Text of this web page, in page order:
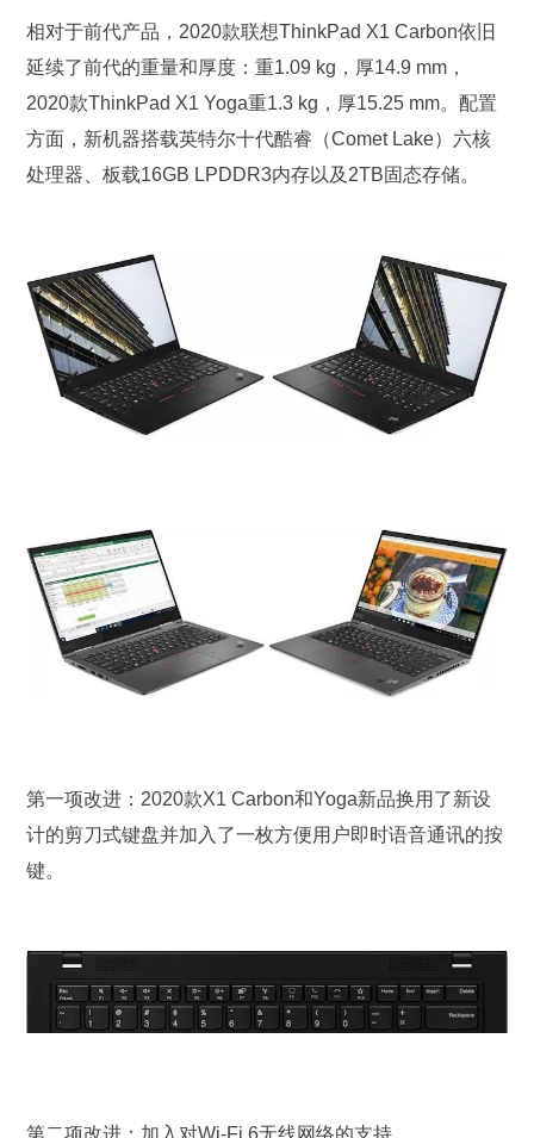
相对于前代产品，2020款联想ThinkPad X1 Carbon依旧
延续了前代的重量和厚度：重1.09 kg，厚14.9 mm，
2020款ThinkPad X1 Yoga重1.3 kg，厚15.25 mm。配置
方面，新机器搭载英特尔十代酷睿（Comet Lake）六核
处理器、板载16GB LPDDR3内存以及2TB固态存储。
第一项改进：2020款X1 Carbon和Yoga新品换用了新设
计的剪刀式键盘并加入了一枚方便用户即时语音通讯的按
键。